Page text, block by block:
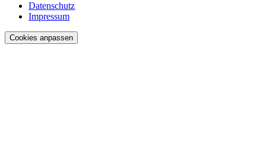
Datenschutz
Impressum
Cookies anpassen